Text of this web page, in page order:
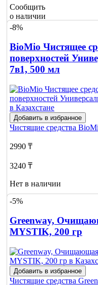
Сообщить
о наличии
-8%
BioMio Чистящее
поверхностей
7в1, 500 мл
Добавить в избранное
Чистящие средства
2990 ₸
3240 ₸
Нет в наличии
Сообщить
-5%
Greenway,
MYSTIK, 200 гр
Добавить в избранное
Чистящие средства